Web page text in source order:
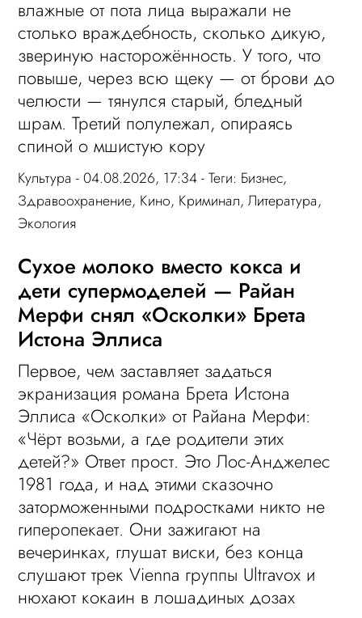
влажные от пота лица выражали не
столько враждебность, сколько дикую,
звериную насторожённость. У того, что
повыше, через всю щеку — от брови до
челюсти — тянулся старый, бледный
шрам. Третий полулежал, опираясь
спиной о мшистую кору
Культура - 04.08.2026, 17:34 - Теги: Бизнес,
Здравоохранение, Кино, Криминал,Литература,
Экология
Сухое молоко вместо кокса и
дети супермоделей — Райан
Мерфи снял «Осколки» Брета
Истона Эллиса
Первое, чем заставляет задаться
экранизация романа Брета Истона
Эллиса «Осколки» от Райана Мерфи:
«Чёрт возьми, а где родители этих
детей?» Ответ прост. Это Лос-Анджелес
1981 года, и над этими сказочно
заторможенными подростками никто не
гиперопекает. Они зажигают на
вечеринках, глушат виски, без конца
слушают трек Vienna группы Ultravox и
нюхают кокаин в лошадиных дозах